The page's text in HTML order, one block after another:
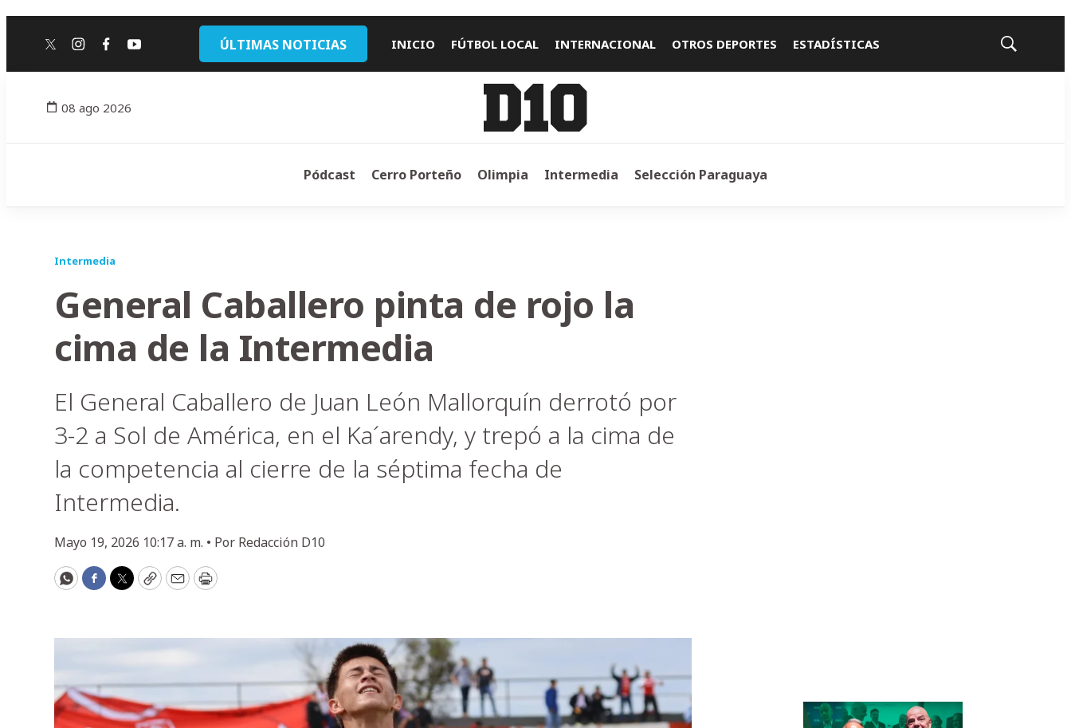
twitterinstagram
facebook
youtube ÚLTIMAS NOTICIAS INICIO FÚTBOL LOCAL INTERNACIONAL OTROS DEPORTES ESTADÍSTICAS
Mostrar
08 ago 2026
Pódcast Cerro Porteño Olimpia Intermedia Selección Paraguaya
Intermedia
General Caballero pinta de rojo la
cima de la Intermedia
El General Caballero de Juan León Mallorquín derrotó por
3-2 a Sol de América, en el Ka´arendy, y trepó a la cima de
la competencia al cierre de la séptima fecha de
Intermedia.
Mayo 19, 2026 10:17 a. m. • Por Redacción D10
WhatsApp
Facebook
Twitter
CopyEmailPrint